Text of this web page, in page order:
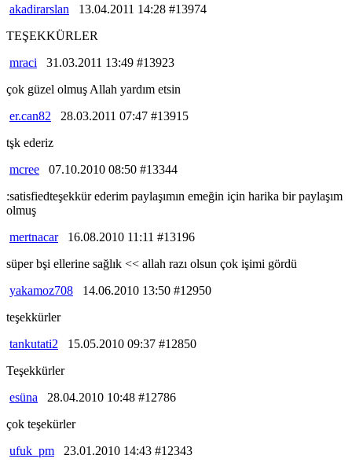
akadirarslan 13.04.2011 14:28 #13974
TEŞEKKÜRLER
mraci 31.03.2011 13:49 #13923
çok güzel olmuş Allah yardım etsin
er.can82 28.03.2011 07:47 #13915
tşk ederiz
mcree 07.10.2010 08:50 #13344
:satisfiedteşekkür ederim paylaşımın emeğin için harika bir paylaşım
olmuş
mertnacar16.08.2010 11:11 #13196
süper bşi ellerine sağlık << allah razı olsun çok işimi gördü
yakamoz708 14.06.2010 13:50 #12950
teşekkürler
tankutati2 15.05.2010 09:37 #12850
Teşekkürler
esüna 28.04.2010 10:48 #12786
çok teşekürler
ufuk_pm 23.01.2010 14:43 #12343